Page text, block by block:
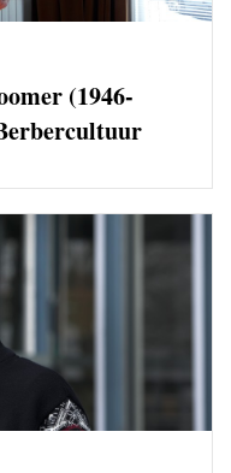
(1946-